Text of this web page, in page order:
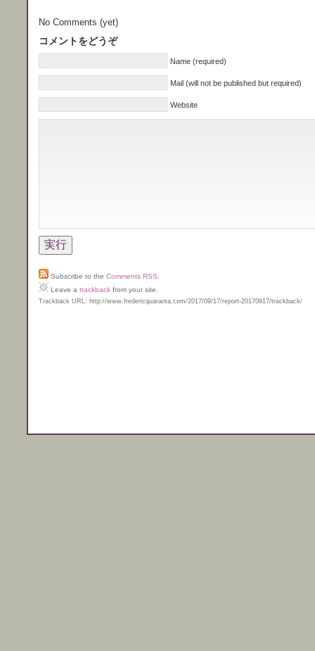
No Comments (yet)
コメントをどうぞ
Name (required)
Mail (will not be published but required)
Website
Subscribe to the Comments RSS
Leave a trackback from your site.
Trackback URL: http://www.fredericquaranta.com/2017/09/17/report-20170917/trackback/